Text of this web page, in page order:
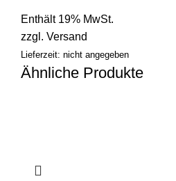
Enthält 19% MwSt.
zzgl. Versand
Lieferzeit: nicht angegeben
Ähnliche Produkte